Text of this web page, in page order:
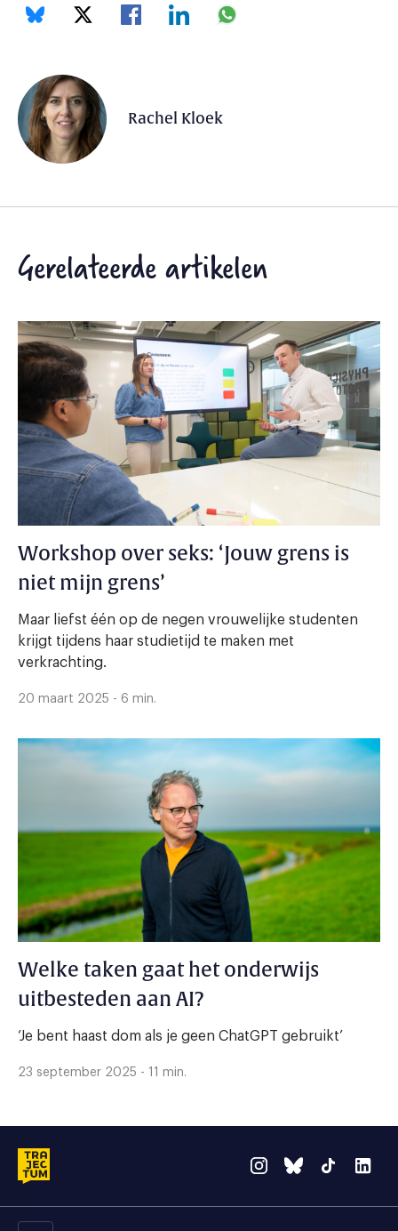
Rachel Kloek
Gerelateerde artikelen
Workshop over seks: ‘Jouw grens is
niet mijn grens’
Maar liefst één op de negen vrouwelijke studenten
krijgt tijdens haar studietijd te maken met
verkrachting.
20 maart 2025 - 6 min.
Welke taken gaat het onderwijs
uitbesteden aan AI?
‘Je bent haast dom als je geen ChatGPT gebruikt’
23 september 2025 - 11 min.